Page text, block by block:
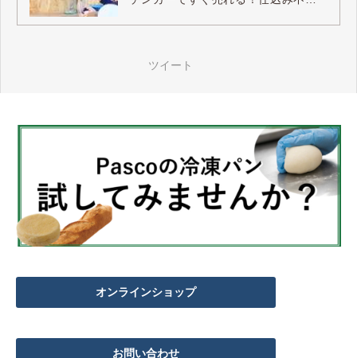
冷凍スイーツ5選！移動販売・キッ
チンカーですぐ売れる！仕込み不要
で営業する方法